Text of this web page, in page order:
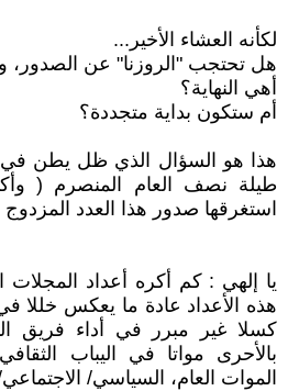
لكأنه العشاء الأخير...
هل تحتجب "الروزنا" عن الصدور،
أهي النهاية؟
أم ستكون بداية متجددة؟
هذا هو السؤال الذي ظل يطن في
طيلة نصف العام المنصرم (
استغرقها صدور هذا العدد
يا إلهي : كم أكره أعداد
هذه الأعداد عادة ما يعكس خللا
كسلا غير مبرر في أداء فريق
بالأحرى مواتا في اليباب
الموات العام، السياسي/